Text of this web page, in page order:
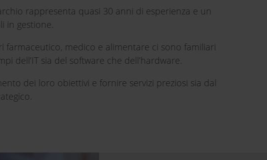
rappresenta quasi 30 anni di esperienza e un
in gestione.
medico e alimentare ci sono familiari
dell’IT sia del software che dell’hardware.
dei loro obiettivi e fornire servizi preziosi sia dal